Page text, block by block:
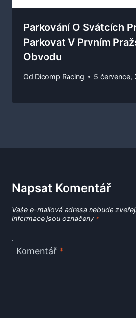
Parkování O Svátcích
Parkovat V Prvním
Obvodu
Od Dicomp Racing 5 července,
Napsat Komentář
Vaše e-mailová adresa nebude
informace jsou označeny *
Komentář *